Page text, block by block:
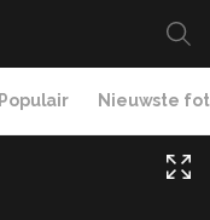
Populair Nieuwste